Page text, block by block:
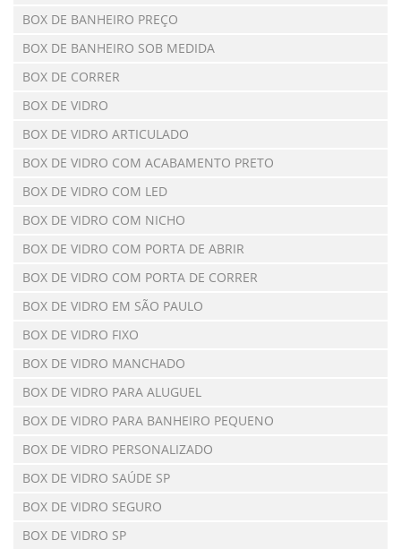
BOX DE BANHEIRO PREÇO
BOX DE BANHEIRO SOB MEDIDA
BOX DE CORRER
BOX DE VIDRO
BOX DE VIDRO ARTICULADO
BOX DE VIDRO COM ACABAMENTO PRETO
BOX DE VIDRO COM LED
BOX DE VIDRO COM NICHO
BOX DE VIDRO COM PORTA DE ABRIR
BOX DE VIDRO COM PORTA DE CORRER
BOX DE VIDRO EM SÃO PAULO
BOX DE VIDRO FIXO
BOX DE VIDRO MANCHADO
BOX DE VIDRO PARA ALUGUEL
BOX DE VIDRO PARA BANHEIRO PEQUENO
BOX DE VIDRO PERSONALIZADO
BOX DE VIDRO SAÚDE SP
BOX DE VIDRO SEGURO
BOX DE VIDRO SP